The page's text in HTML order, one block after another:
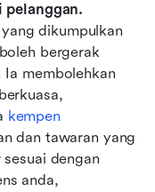
pelanggan.
dikumpulkan
bergerak
Ia membolehkan
kempen
dan tawaran yang
dengan
anda,